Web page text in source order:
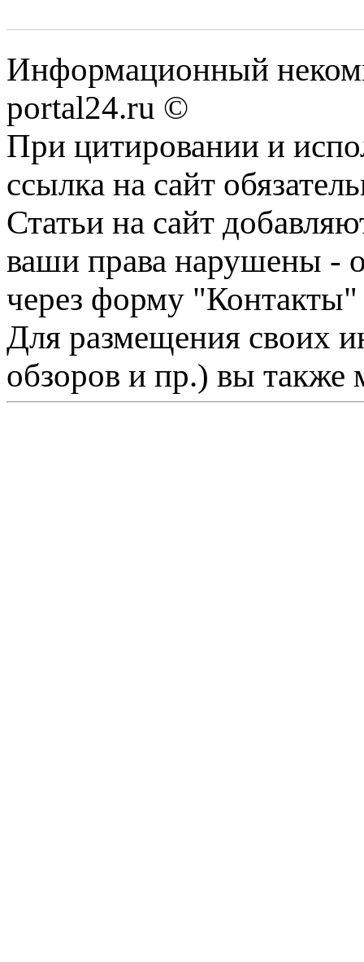
Информационный
portal24.ru ©
При цитировании и
ссылка на сайт
Статьи на сайт
ваши права нарушены -
через форму "Контакты"
Для размещения своих
обзоров и пр.) вы также